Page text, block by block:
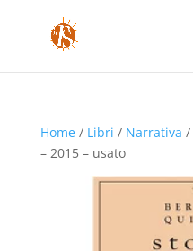
Home/ Libri / Narrativa /
– 2015 – usato